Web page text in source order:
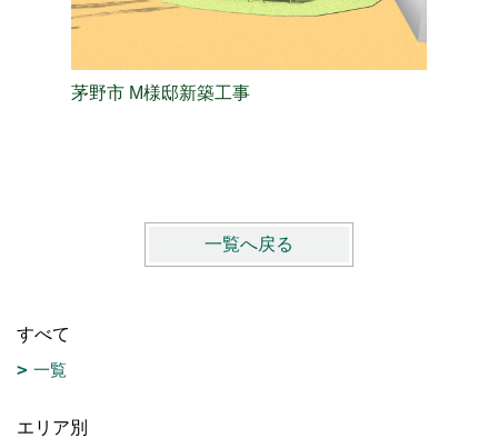
茅野市 M様邸新築工事
一覧へ戻る
すべて
一覧
エリア別